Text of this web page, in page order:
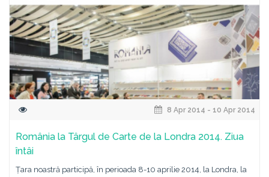
8 Apr 2014 - 10 Apr 2014
România la Târgul de Carte de la Londra 2014. Ziua
întâi
Țara noastră participă, în perioada 8-10 aprilie 2014, la Londra, la